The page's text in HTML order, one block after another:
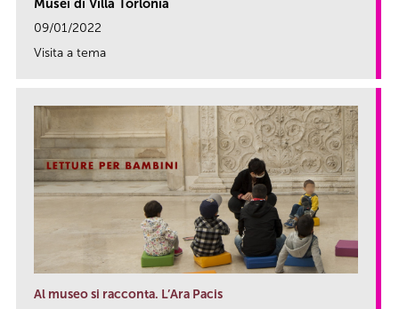
Musei di Villa Torlonia
09/01/2022
Visita a tema
Al museo si racconta. L’Ara Pacis